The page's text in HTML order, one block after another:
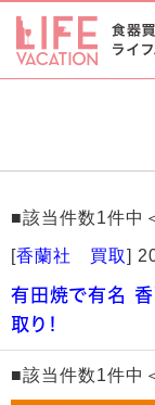
■該当件数1件中
[香蘭社 買取]
有田焼で有名
取り！
■該当件数1件中